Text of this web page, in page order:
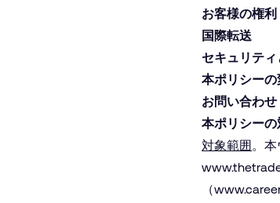
お客様の権利
国際転送
セキュリテ
本ポリシーの
お問い合わせ
本ポリシーの
対象範囲。
（